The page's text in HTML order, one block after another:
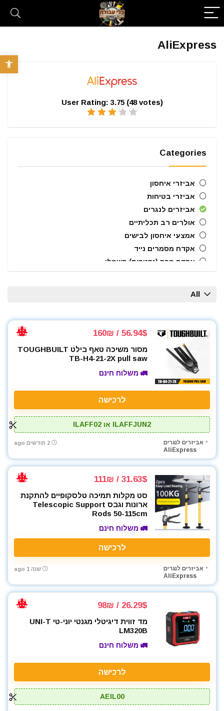
פתח
AliExpress
User Rating: 3.75 (48votes)
Categories
אביזרי איחסון
אביזרי בטיחות
אביזרים לנגרים
אולרים רב תכליתיים
אמצעי איחסון לבישים
אקדח מסמרים נייד
אקדח מרק (נקניקים) חשמלי
ארגזי כלים
בוקסות
בוקסות הינע 1/2"
ביטים
ביטים, מקדחים ובוקסות
גנרטורים ותחנות כח
חומרי הדבקה ואיטום
טרימר / ראוטר
כלי אינסטלציה
כלי מדידה
כלים ידניים
כלים לחשמלאים
כרסומים לטרימר / ראוטר
מברגונים נטענים
מברגות מקדחות ומברגונים
מברגת אימפקט
מברגת פוטר קלאץ'
מדחס / קומפרסור
מטענים
All
56.94$ / 160₪
מסור משיכה טאף בילט TOUGHBUILT
TB-H4-21-2X pull saw
🚛 משלוח חינם
לרכישה
ILAFFJUN2 או ILAFF02
אביזרים לנגרים
AliExpress
2 חודשים ago
31.63$ / 111₪
סט מקלות תמיכה טלסקופיים להתקנת
ארונות וגבס Telescopic Support
Rods 50-115cm
🚛 משלוח חינם
לרכישה
אביזרים לנגרים
AliExpress
שנה 1 ago
26.29$ / 98₪
מד זווית דיגיטלי מגנטי יוני-טי UNI-T
LM320B
🚛 משלוח חינם
לרכישה
AEIL00